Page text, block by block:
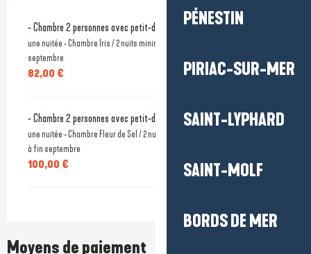
PÉNESTIN
PIRIAC-SUR-MER
SAINT-LYPHARD
SAINT-MOLF
BORDS DE MER
Tarifs 2026
- Chambre 2 personnes avec petit-déjeuner
une nuitée - Chambre Iris / 2 nuits minimum, 3 nuits minimum de mai à fin
septembre
82,00 €
- Chambre 2 personnes avec petit-déjeuner
une nuitée - Chambre Fleur de Sel / 2 nuits minimum, 3 nuits minimum de mai
à fin septembre
100,00 €
Moyens de paiement